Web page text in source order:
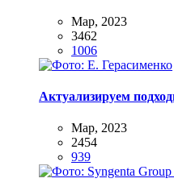
Мар, 2023
3462
1006
Актуализируем
Мар, 2023
2454
939